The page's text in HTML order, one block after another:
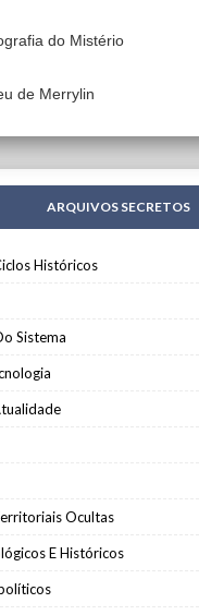
do Mistério
de Merrylin
ARQUIVOS SECRETOS
Históricos
Sistema
Ocultas
E Históricos